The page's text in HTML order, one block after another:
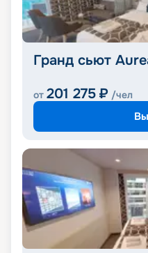
Гранд сьют
от 201 275 ₽ /чел